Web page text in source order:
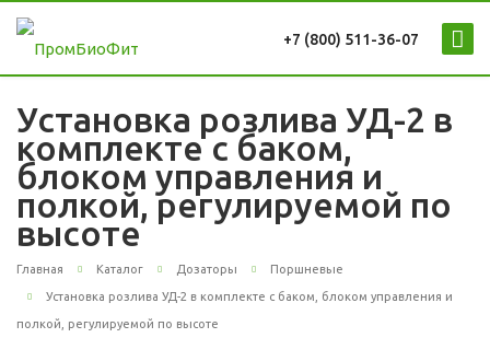
+7 (800) 511-36-07
Установка розлива УД-2 в
комплекте с баком,
блоком управления и
полкой, регулируемой по
высоте
Главная Каталог Дозаторы Поршневые
Установка розлива УД-2 в комплекте с баком, блоком управления и
полкой, регулируемой по высоте